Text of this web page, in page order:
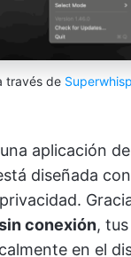
través de
aplicación
diseñada
conexión,
en el